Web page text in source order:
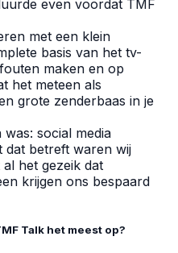
even voordat TMF
met een klein
basis van het tv-
maken en op
het meteen als
grote zenderbaas in je
was: social media
dat betreft waren wij
het gezeik dat
krijgen ons bespaard
Talk het meest op?